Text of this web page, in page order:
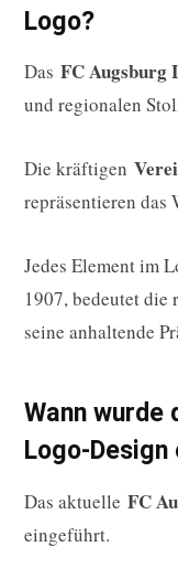
Logo?
Das FC Augsburg
und regionalen
Die kräftigen
repräsentieren das
Jedes Element im
1907, bedeutet die
seine anhaltende
Wann wurde
Logo-
Das aktuelle FC
eingeführt.